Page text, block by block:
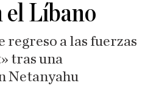
el Líbano
regreso a las fuerzas
tras una
Netanyahu